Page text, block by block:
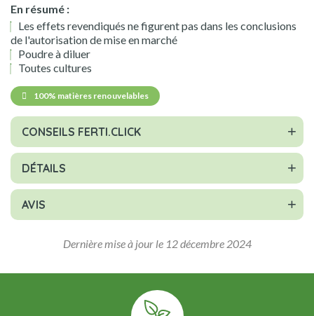
En résumé :
Les effets revendiqués ne figurent pas dans les conclusions
de l'autorisation de mise en marché
Poudre à diluer
Toutes cultures
100% matières renouvelables
CONSEILS FERTI.CLICK
DÉTAILS
AVIS
Dernière mise à jour le 12 décembre 2024